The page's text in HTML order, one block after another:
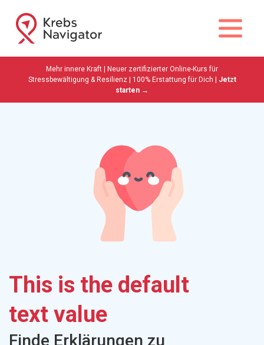
Mehr innere Kraft | Neuer zertifizierter Online-Kurs für
Stressbewältigung & Resilienz | 100% Erstattung für Dich |
Jetzt
starten →
This is the default
text value
Finde Erklärungen zu